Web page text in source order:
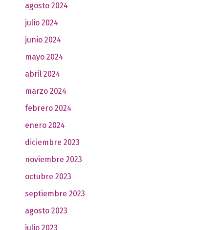
agosto 2024
julio 2024
junio 2024
mayo 2024
abril 2024
marzo 2024
febrero 2024
enero 2024
diciembre 2023
noviembre 2023
octubre 2023
septiembre 2023
agosto 2023
julio 2023